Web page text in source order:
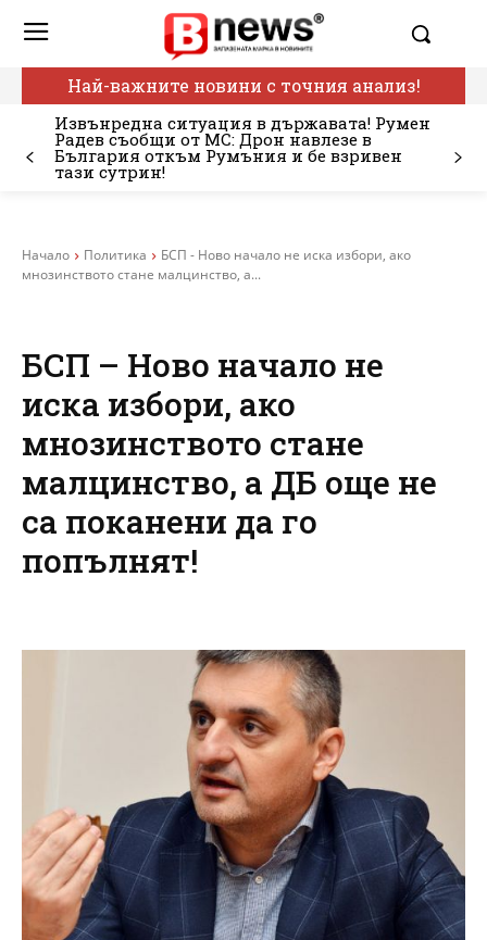
Най-важните новини с точния анализ!
Извънредна ситуация в държавата! Румен
Радев съобщи от МС: Дрон навлезе в
България откъм Румъния и бе взривен
тази сутрин!
Начало Политика
БСП - Ново начало не иска избори, ако
мнозинството стане малцинство, а...
БСП – Ново начало не
иска избори, ако
мнозинството стане
малцинство, а ДБ още не
са поканени да го
попълнят!